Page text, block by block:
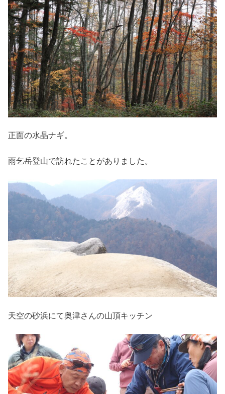
正面の水晶ナギ。
雨乞岳登山で訪れたことがありました。
天空の砂浜にて奥津さんの山頂キッチン